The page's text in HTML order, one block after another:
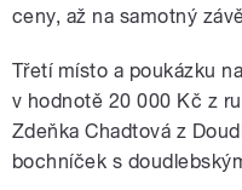
ceny, až na samotný
Třetí místo a poukázku
v hodnotě 20 000 Kč z
Zdeňka Chadtová z
bochníček s